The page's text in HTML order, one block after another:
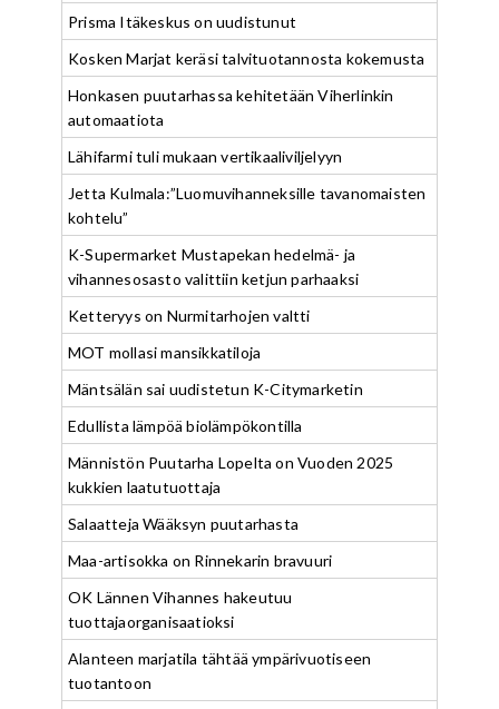
Prisma Itäkeskus on uudistunut
Kosken Marjat keräsi talvituotannosta kokemusta
Honkasen puutarhassa kehitetään Viherlinkin
automaatiota
Lähifarmi tuli mukaan vertikaaliviljelyyn
Jetta Kulmala:”Luomuvihanneksille tavanomaisten
kohtelu”
K-Supermarket Mustapekan hedelmä- ja
vihannesosasto valittiin ketjun parhaaksi
Ketteryys on Nurmitarhojen valtti
MOT mollasi mansikkatiloja
Mäntsälän sai uudistetun K-Citymarketin
Edullista lämpöä biolämpökontilla
Männistön Puutarha Lopelta on Vuoden 2025
kukkien laatutuottaja
Salaatteja Wääksyn puutarhasta
Maa-artisokka on Rinnekarin bravuuri
OK Lännen Vihannes hakeutuu
tuottajaorganisaatioksi
Alanteen marjatila tähtää ympärivuotiseen
tuotantoon